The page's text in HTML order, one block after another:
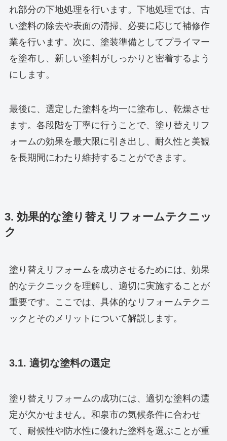
れ部分の下地処理を行います。下地処理では、古
い塗料の除去や表面の清掃、必要に応じて補修作
業を行います。次に、塗装準備としてプライマー
を塗布し、新しい塗料がしっかりと密着するよう
にします。
最後に、選定した塗料を均一に塗布し、乾燥させ
ます。各段階を丁寧に行うことで、塗り替えリフ
ォームの効果を最大限に引き出し、耐久性と美観
を長期間にわたり維持することができます。
3. 効果的な塗り替えリフォームテクニッ
ク
塗り替えリフォームを成功させるためには、効果
的なテクニックを理解し、適切に実施することが
重要です。ここでは、具体的なリフォームテクニ
ックとそのメリットについて解説します。
3.1. 適切な塗料の選定
塗り替えリフォームの成功には、適切な塗料の選
定が欠かせません。和泉市の気候条件に合わせ
て、耐候性や防水性に優れた塗料を選ぶことが重